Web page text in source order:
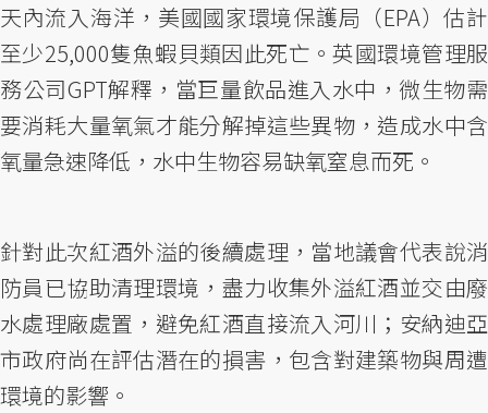
天內流入海洋，美國國家環境保護局（EPA）估計
至少25,000隻魚蝦貝類因此死亡。英國環境管理服
務公司GPT解釋，當巨量飲品進入水中，微生物需
要消耗大量氧氣才能分解掉這些異物，造成水中含
氧量急速降低，水中生物容易缺氧窒息而死。
針對此次紅酒外溢的後續處理，當地議會代表說消
防員已協助清理環境，盡力收集外溢紅酒並交由廢
水處理廠處置，避免紅酒直接流入河川；安納迪亞
市政府尚在評估潛在的損害，包含對建築物與周遭
環境的影響。